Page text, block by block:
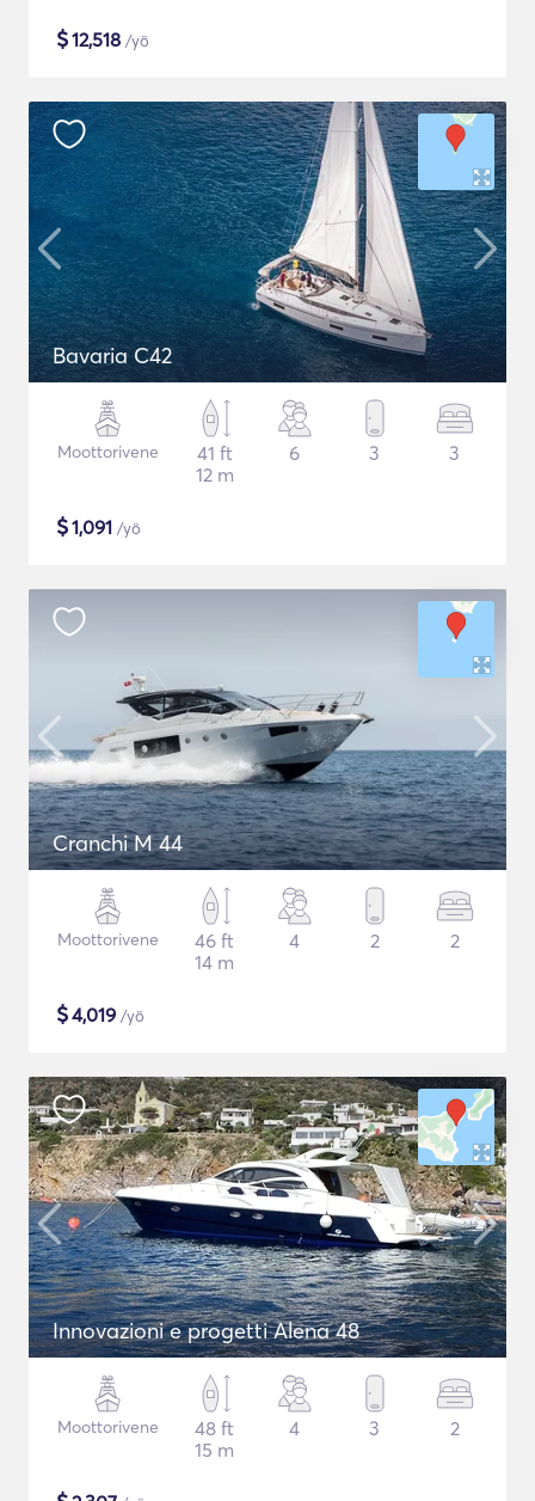
$12,518 /yö
Bavaria C42
Moottorivene
41 ft
12 m
6 3 3
$1,091 /yö
Cranchi M 44
Moottorivene
46 ft
14 m
4 2 2
$4,019 /yö
Innovazioni e progetti Alena 48
Moottorivene
48 ft
15 m
4 3 2